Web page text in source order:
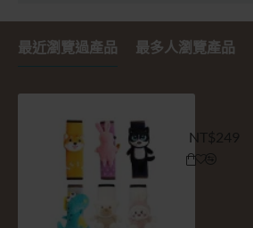
最近瀏覽過產品 最多人瀏覽產品
NT$249